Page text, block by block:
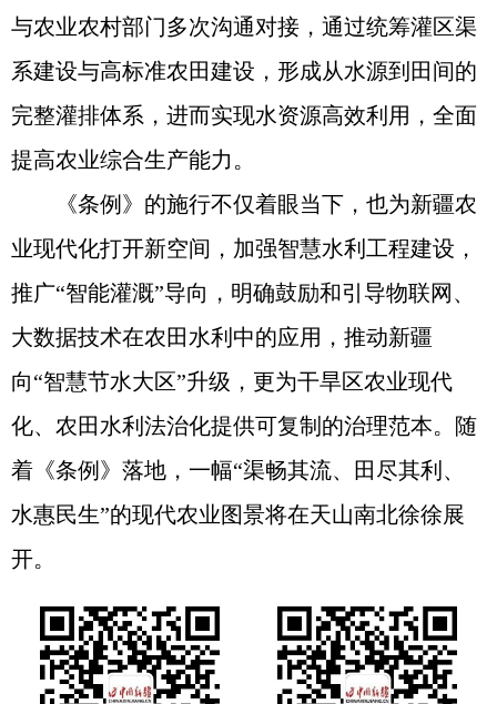
与农业农村部门多次沟通对接，通过统筹灌区渠
系建设与高标准农田建设，形成从水源到田间的
完整灌排体系，进而实现水资源高效利用，全面
提高农业综合生产能力。
《条例》的施行不仅着眼当下，也为新疆农
业现代化打开新空间，加强智慧水利工程建设，
推广“智能灌溉”导向，明确鼓励和引导物联网、
大数据技术在农田水利中的应用，推动新疆
向“智慧节水大区”升级，更为干旱区农业现代
化、农田水利法治化提供可复制的治理范本。随
着《条例》落地，一幅“渠畅其流、田尽其利、
水惠民生”的现代农业图景将在天山南北徐徐展
开。